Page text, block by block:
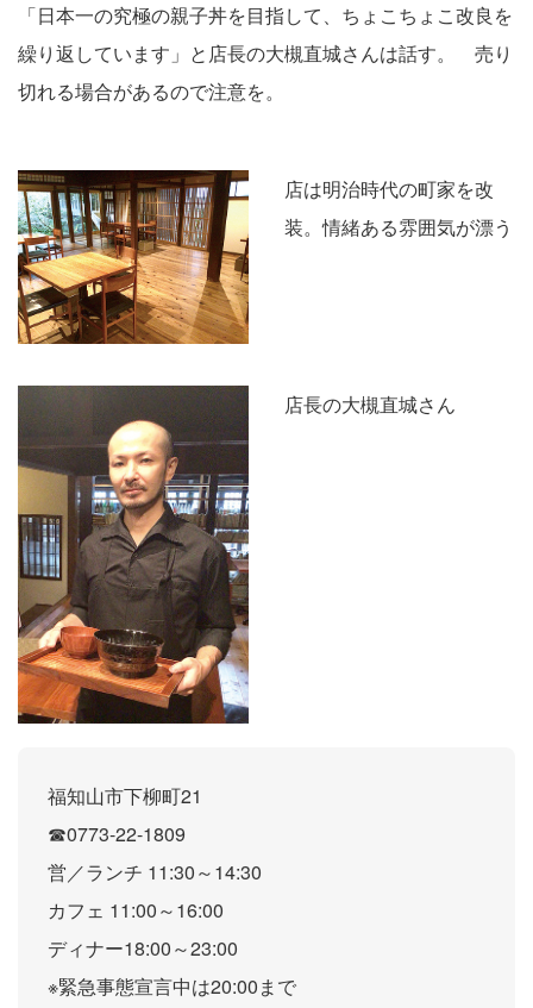
「日本一の究極の親子丼を目指して、ちょこちょこ改良を
繰り返しています」と店長の大槻直城さんは話す。 売り
切れる場合があるので注意を。
店は明治時代の町家を改
装。情緒ある雰囲気が漂う
店長の大槻直城さん
福知山市下柳町21
☎0773-22-1809
営／ランチ 11:30～14:30
カフェ 11:00～16:00
ディナー18:00～23:00
※緊急事態宣言中は20:00まで